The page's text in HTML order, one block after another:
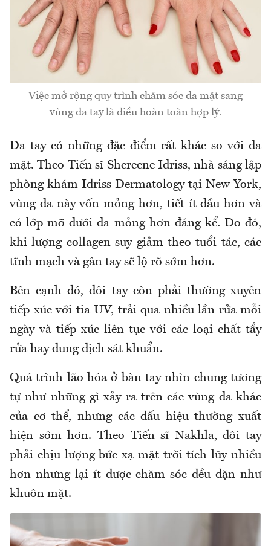
Việc mở rộng quy trình chăm sóc da mặt sang
vùng da tay là điều hoàn toàn hợp lý.
Da tay có những đặc điểm rất khác so với da
mặt. Theo Tiến sĩ Shereene Idriss, nhà sáng lập
phòng khám Idriss Dermatology tại New York,
vùng da này vốn mỏng hơn, tiết ít dầu hơn và
có lớp mỡ dưới da mỏng hơn đáng kể. Do đó,
khi lượng collagen suy giảm theo tuổi tác, các
tĩnh mạch và gân tay sẽ lộ rõ sớm hơn.
Bên cạnh đó, đôi tay còn phải thường xuyên
tiếp xúc với tia UV, trải qua nhiều lần rửa mỗi
ngày và tiếp xúc liên tục với các loại chất tẩy
rửa hay dung dịch sát khuẩn.
Quá trình lão hóa ở bàn tay nhìn chung tương
tự như những gì xảy ra trên các vùng da khác
của cơ thể, nhưng các dấu hiệu thường xuất
hiện sớm hơn. Theo Tiến sĩ Nakhla, đôi tay
phải chịu lượng bức xạ mặt trời tích lũy nhiều
hơn nhưng lại ít được chăm sóc đều đặn như
khuôn mặt.